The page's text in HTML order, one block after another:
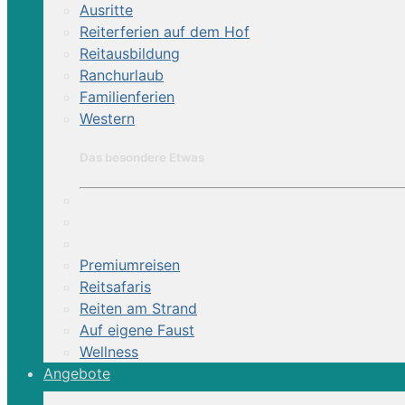
Ausritte
Reiterferien auf dem Hof
Reitausbildung
Ranchurlaub
Familienferien
Western
Premiumreisen
Reitsafaris
Reiten am Strand
Auf eigene Faust
Wellness
Angebote
ab 1174,- EUR
zur Reiterreise
Reiturlaub